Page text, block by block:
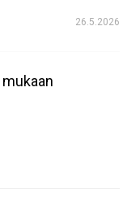
26.5.2026